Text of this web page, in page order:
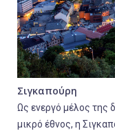
Σιγκαπούρη
Ως ενεργό μέλος της
μικρό έθνος, η